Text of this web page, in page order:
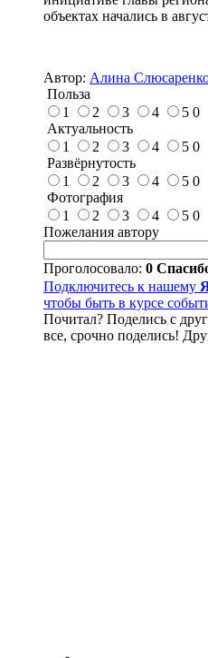
объектах начались в
Автор: Алина
Польза
1
2 3 4 5 0
Актуальность
1
2 3 4 5 0
Развёрнутость
1
2 3 4 5 0
Фотография
1
2 3 4 5 0
Пожелания автору
Проголосовало: 0
Подключитесь к нашему
чтобы быть в курсе
Почитал? Поделись с
все, срочно поделись!